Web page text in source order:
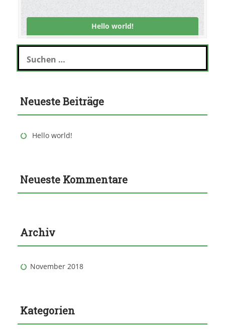
Hello world!
Suchen
nach:
Neueste Beiträge
Hello world!
Neueste Kommentare
Archiv
November 2018
Kategorien